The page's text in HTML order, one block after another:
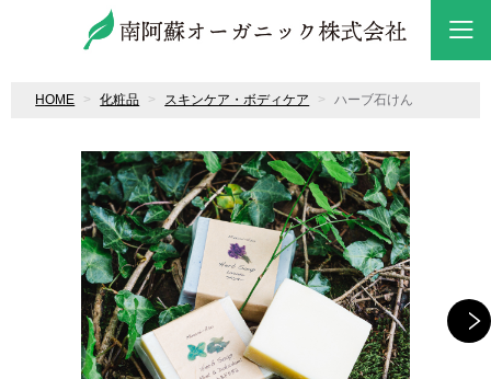
HOME 化粧品 スキンケア・ボディケア ハーブ石けん